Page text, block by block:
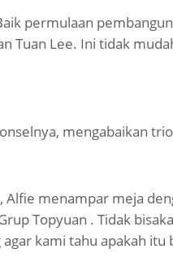
permulaan
Tuan Lee. Ini tidak
mengabaikan
menampar meja
Topyuan . Tidak
kami tahu apakah itu